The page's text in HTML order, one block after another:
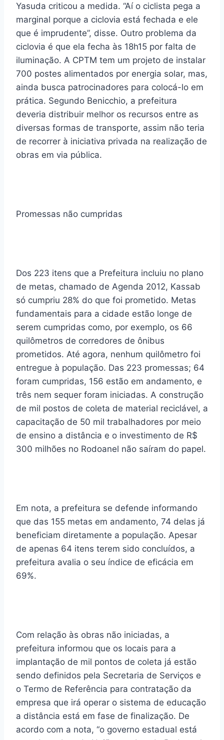
Yasuda criticou a medida. “Aí o ciclista pega a
marginal porque a ciclovia está fechada e ele
que é imprudente”, disse. Outro problema da
ciclovia é que ela fecha às 18h15 por falta de
iluminação. A CPTM tem um projeto de instalar
700 postes alimentados por energia solar, mas,
ainda busca patrocinadores para colocá-lo em
prática. Segundo Benicchio, a prefeitura
deveria distribuir melhor os recursos entre as
diversas formas de transporte, assim não teria
de recorrer à iniciativa privada na realização de
obras em via pública.
Promessas não cumpridas
Dos 223 itens que a Prefeitura incluiu no plano
de metas, chamado de Agenda 2012, Kassab
só cumpriu 28% do que foi prometido. Metas
fundamentais para a cidade estão longe de
serem cumpridas como, por exemplo, os 66
quilômetros de corredores de ônibus
prometidos. Até agora, nenhum quilômetro foi
entregue à população. Das 223 promessas; 64
foram cumpridas, 156 estão em andamento, e
três nem sequer foram iniciadas. A construção
de mil postos de coleta de material reciclável, a
capacitação de 50 mil trabalhadores por meio
de ensino a distância e o investimento de R$
300 milhões no Rodoanel não saíram do papel.
Em nota, a prefeitura se defende informando
que das 155 metas em andamento, 74 delas já
beneficiam diretamente a população. Apesar
de apenas 64 itens terem sido concluídos, a
prefeitura avalia o seu índice de eficácia em
69%.
Com relação às obras não iniciadas, a
prefeitura informou que os locais para a
implantação de mil pontos de coleta já estão
sendo definidos pela Secretaria de Serviços e
o Termo de Referência para contratação da
empresa que irá operar o sistema de educação
a distância está em fase de finalização. De
acordo com a nota, “o governo estadual está